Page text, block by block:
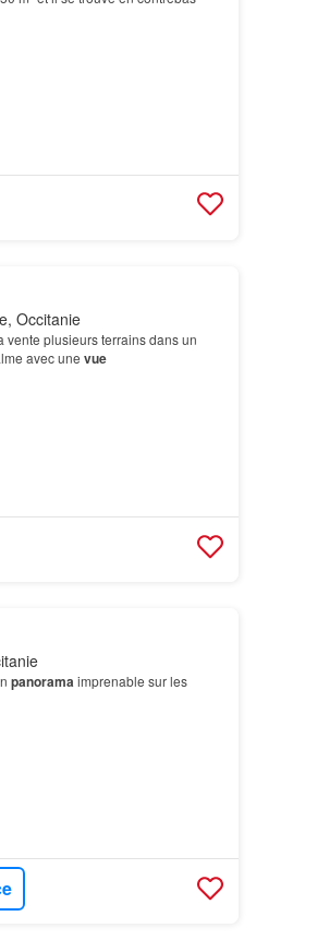
Occitanie
vente plusieurs terrains dans un
avec une vue
panoramaimprenable sur les